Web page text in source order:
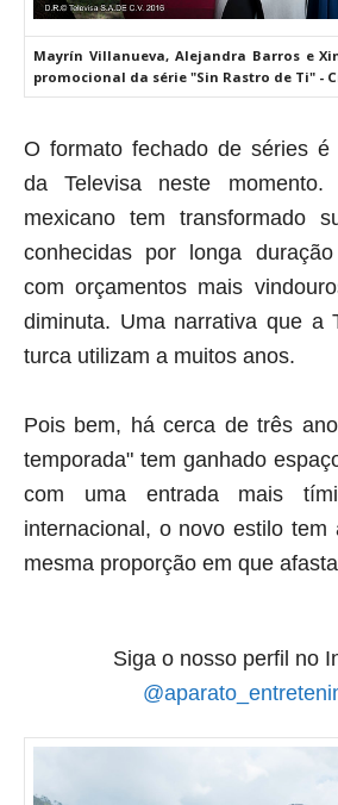
Mayrín Villanueva, Alejandra Barros e
promocional da série "Sin Rastro de Ti" -
O formato fechado de séries é
da Televisa neste momento.
mexicano tem transformado
conhecidas por longa
com orçamentos mais
diminuta. Uma narrativa que a
turca utilizam a muitos anos.
Pois bem, há cerca de três
temporada" tem ganhado
com uma entrada mais
internacional, o novo estilo tem
mesma proporção em que
Siga o nosso perfil no